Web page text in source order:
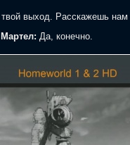
твой выход. Расскажешь нам
Да, конечно.